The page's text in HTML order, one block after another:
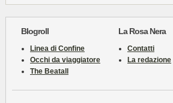
Blogroll
Linea di Confine
Occhi da viaggiatore
The Beatall
La Rosa Nera
Contatti
La redazione